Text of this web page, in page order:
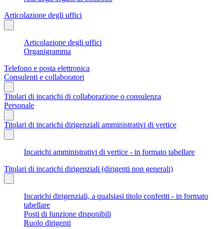
Articolazione degli uffici
Articolazione degli uffici
Organigramma
Telefono e posta elettronica
Consulenti e collaboratori
Titolari di incarichi di collaborazione o consulenza
Personale
Titolari di incarichi dirigenziali amministrativi di vertice
Incarichi amministrativi di vertice - in formato tabellare
Titolari di incarichi dirigenziali (dirigenti non generali)
Incarichi dirigenziali, a qualsiasi titolo conferiti - in formato
tabellare
Posti di funzione disponibili
Ruolo dirigenti